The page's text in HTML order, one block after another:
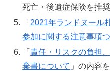
死亡・後遺症保険を推奨
「 2021年ランドヌール
参加に関する注意事項
「責任・リスクの負担
棄書について 」の内容